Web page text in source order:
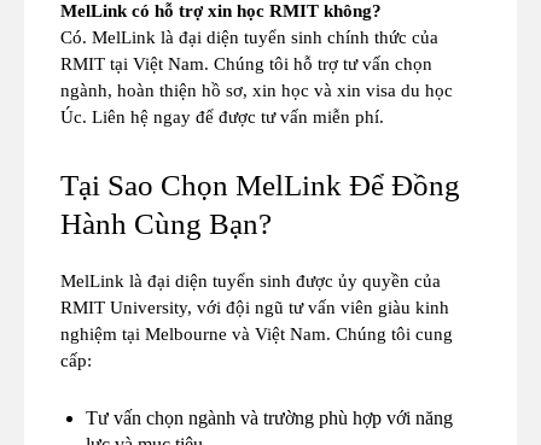
MelLink có hỗ trợ xin học RMIT không?
Có. MelLink là đại diện tuyển sinh chính thức của
RMIT tại Việt Nam. Chúng tôi hỗ trợ tư vấn chọn
ngành, hoàn thiện hồ sơ, xin học và xin visa du học
Úc. Liên hệ ngay để được tư vấn miễn phí.
Tại Sao Chọn MelLink Để Đồng
Hành Cùng Bạn?
MelLink là đại diện tuyển sinh được ủy quyền của
RMIT University, với đội ngũ tư vấn viên giàu kinh
nghiệm tại Melbourne và Việt Nam. Chúng tôi cung
cấp:
Tư vấn chọn ngành và trường phù hợp với năng